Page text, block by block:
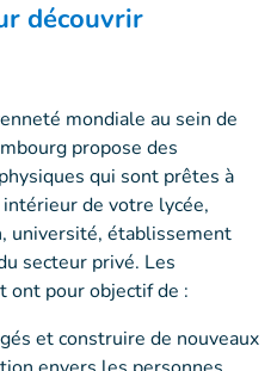
découvrir
mondiale au sein de
propose des
qui sont prêtes à
de votre lycée,
université, établissement
secteur privé. Les
ont pour objectif de :
et construire de nouveaux